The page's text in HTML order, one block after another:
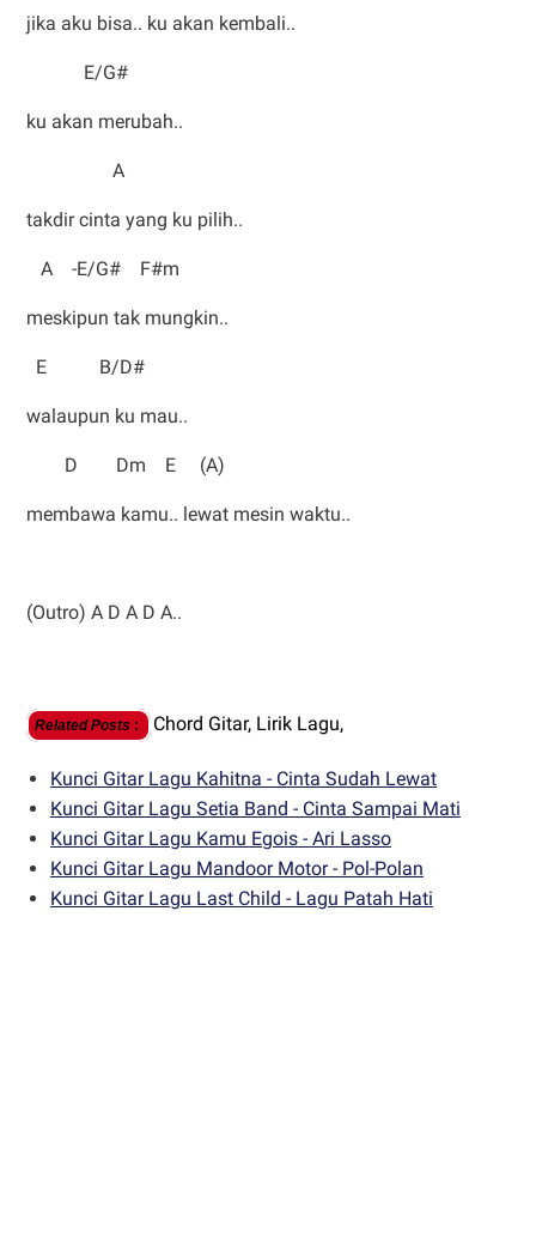
jika aku bisa.. ku akan kembali..
E/G#
ku akan merubah..
A
takdir cinta yang ku pilih..
A -E/G# F#m
meskipun tak mungkin..
E B/D#
walaupun ku mau..
D Dm E (A)
membawa kamu.. lewat mesin waktu..
(Outro) A D A D A..
Related Posts : Chord Gitar, Lirik Lagu,
Kunci Gitar Lagu Kahitna - Cinta Sudah Lewat
Kunci Gitar Lagu Setia Band - Cinta Sampai Mati
Kunci Gitar Lagu Kamu Egois - Ari Lasso
Kunci Gitar Lagu Mandoor Motor - Pol-Polan
Kunci Gitar Lagu Last Child - Lagu Patah Hati